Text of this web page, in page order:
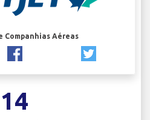
Companhias Aéreas
14